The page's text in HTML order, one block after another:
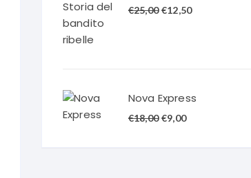
€25,00 Il
€12,50Il
Nova Express
€18,00 Il
€9,00Il